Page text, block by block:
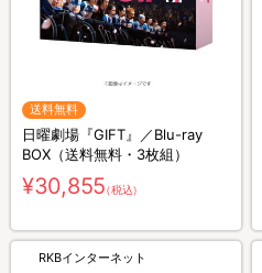
送料無料
日曜劇場『GIFT』／Blu-ray
BOX（送料無料・3枚組）
¥30,855（税込）
RKBインターネット